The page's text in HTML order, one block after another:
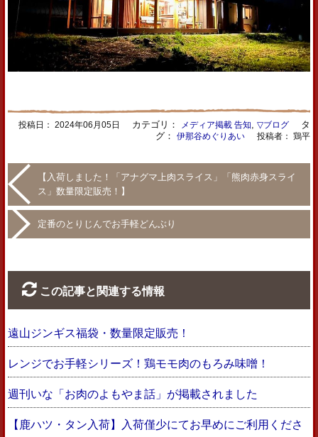
投稿日： 2024年06月05日 カテゴリ： メディア掲載 告知, ▽ブログタ
グ： 伊那谷めぐりあい 投稿者： 鶏平
【入荷しました！「アナグマ上肉スライス」「熊肉赤身スライ
ス」数量限定販売！】
定番のとりじんでお手軽どんぶり
この記事と関連する情報
遠山ジンギス福袋・数量限定販売！
レンジでお手軽シリーズ！鶏モモ肉のもろみ味噌！
週刊いな「お肉のよもやま話」が掲載されました
【鹿ハツ・タン入荷】入荷僅少にてお早めにご利用くださ